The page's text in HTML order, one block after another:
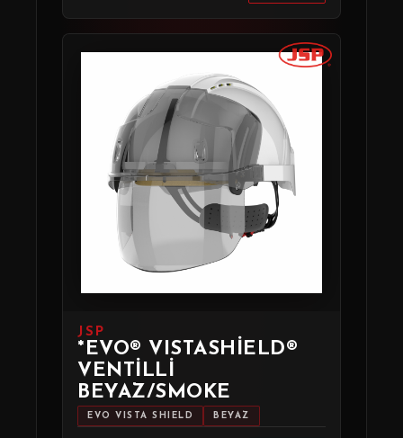
JSP
*EVO® VISTASHIELD®
VENTILLI
BEYAZ/SMOKE
EVO VISTA SHIELD BEYAZ